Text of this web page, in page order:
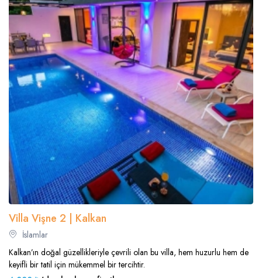
Villa Vişne 2 | Kalkan
İslamlar
Kalkan’ın doğal güzellikleriyle çevrili olan bu villa, hem huzurlu hem de
keyifli bir tatil için mükemmel bir tercihtir.